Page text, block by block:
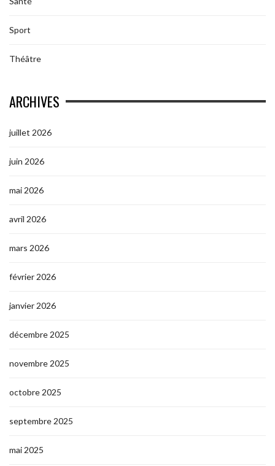
Sport
Théâtre
ARCHIVES
juillet 2026
juin 2026
mai 2026
avril 2026
mars 2026
février 2026
janvier 2026
décembre 2025
novembre 2025
octobre 2025
septembre 2025
mai 2025